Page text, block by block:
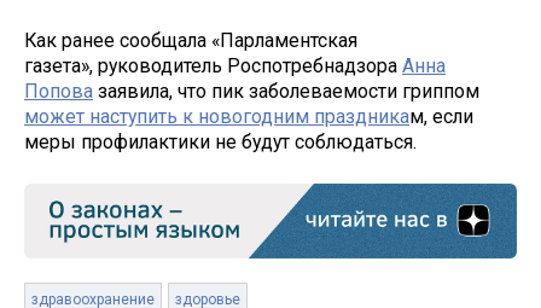
Как ранее сообщала «Парламентская
газета», руководитель Роспотребнадзора Анна
Попова заявила, что пик заболеваемости гриппом
может наступить к новогодним праздникам, если
меры профилактики не будут соблюдаться.
здравоохранение здоровье